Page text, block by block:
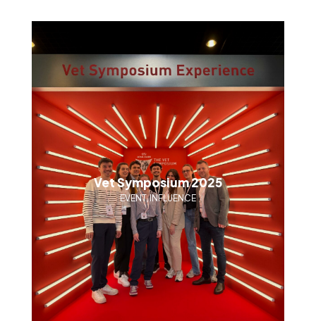
Vet Symposium 2025
EVENT, INFLUENCE